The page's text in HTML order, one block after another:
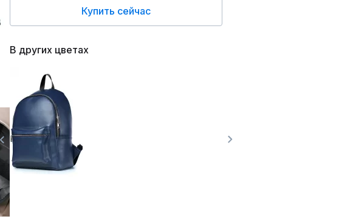
Купить сейчас
В других цветах